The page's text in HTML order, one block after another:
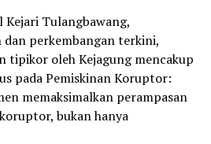
Tulangbawang,
perkembangan terkini,
tipikor oleh Kejagung mencakup
pada Pemiskinan Koruptor:
memaksimalkan perampasan
bukan hanya